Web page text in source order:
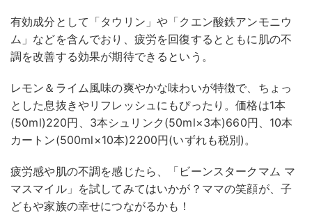
有効成分として「タウリン」や「クエン酸鉄アンモニウ
ム」などを含んでおり、疲労を回復するとともに肌の不
調を改善する効果が期待できるという。
レモン＆ライム風味の爽やかな味わいが特徴で、ちょっ
とした息抜きやリフレッシュにもぴったり。価格は1本
(50ml)220円、3本シュリンク(50ml×3本)660円、10本
カートン(500ml×10本)2200円(いずれも税別)。
疲労感や肌の不調を感じたら、「ビーンスタークマム マ
マスマイル」を試してみてはいかが？ママの笑顔が、子
どもや家族の幸せにつながるかも！